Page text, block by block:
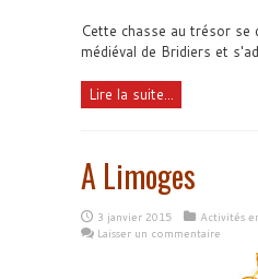
Cette chasse au trésor se
médiéval de Bridiers et
Lire la suite...
A Limoges
3 janvier 2015
Activités
Laisser un commentaire